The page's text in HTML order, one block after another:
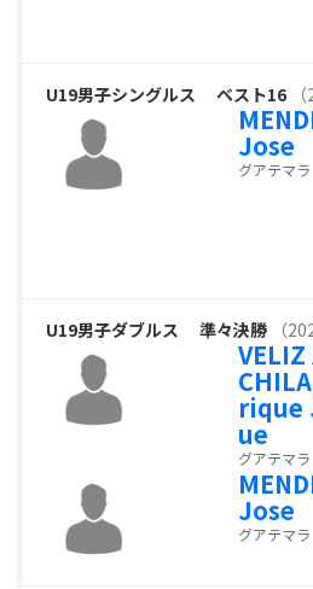
U19男子シングルス ベスト16
Jose
グアテマラ
U19男子ダブルス 準々決勝 （
VELIZ
rique
ue
グアテマラ
Jose
グアテマラ